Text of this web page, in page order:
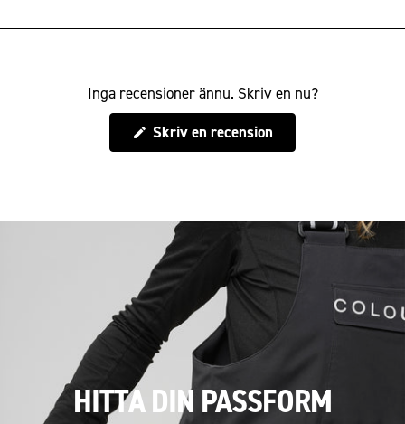
Inga recensioner ännu. Skriv en nu?
Skriv en recension
nytt
fönster)
HITTA DIN PASSFORM